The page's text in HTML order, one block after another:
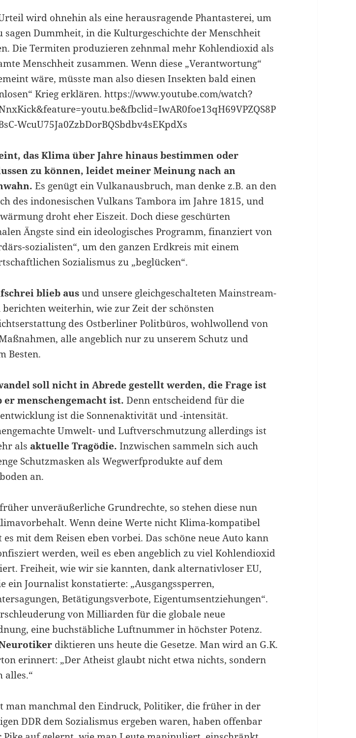
wird ohnehin als eine herausragende Phantasterei, um
sagen Dummheit, in die Kulturgeschichte der Menschheit
Die Termiten produzieren zehnmal mehr Kohlendioxid als
Menschheit zusammen. Wenn diese „Verantwortung“
wäre, müsste man also diesen Insekten bald einen
Krieg erklären. https://www.youtube.com/watch?
WcuU75Ja0ZzbDorBQSbdbv4sEKpdXs
das Klima über Jahre hinaus bestimmen oder
zu können, leidet meiner Meinung nach an
Es genügt ein Vulkanausbruch, man denke z.B. an den
des indonesischen Vulkans Tambora im Jahre 1815, und
droht eher Eiszeit. Doch diese geschürten
Ängste sind ein ideologisches Programm, finanziert von
sozialisten“, um den ganzen Erdkreis mit einem
Sozialismus zu „beglücken“.
blieb ausund unsere gleichgeschalteten Mainstream-
berichten weiterhin, wie zur Zeit der schönsten
des Ostberliner Politbüros, wohlwollend von
alle angeblich nur zu unserem Schutz und
Besten.
soll nicht in Abrede gestellt werden, die Frage ist
er menschengemacht ist. Denn entscheidend für die
ist die Sonnenaktivität und -intensität.
Umwelt- und Luftverschmutzung allerdings ist
als aktuelle Tragödie. Inzwischen sammeln sich auch
Schutzmasken als Wegwerfprodukte auf dem
an.
unveräußerliche Grundrechte, so stehen diese nun
Wenn deine Werte nicht Klima-kompatibel
es mit dem Reisen eben vorbei. Das schöne neue Auto kann
werden, weil es eben angeblich zu viel Kohlendioxid
Freiheit, wie wir sie kannten, dank alternativloser EU,
ein Journalist konstatierte: „Ausgangssperren,
Betätigungsverbote, Eigentumsentziehungen“.
von Milliarden für die globale neue
eine buchstäbliche Luftnummer in höchster Potenz.
diktieren uns heute die Gesetze. Man wird an G.K.
erinnert: „Der Atheist glaubt nicht etwa nichts, sondern
alles.“
man manchmal den Eindruck, Politiker, die früher in der
DDR dem Sozialismus ergeben waren, haben offenbar